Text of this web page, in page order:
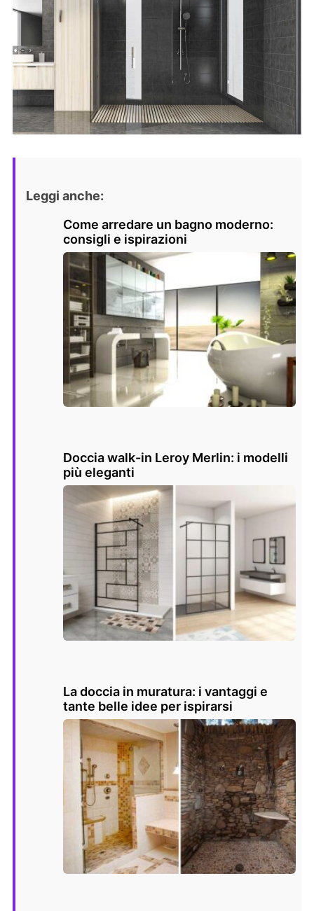
Leggi anche:
Come arredare un bagno moderno:
consigli e ispirazioni
Doccia walk-in Leroy Merlin: i modelli
più eleganti
La doccia in muratura: i vantaggi e
tante belle idee per ispirarsi